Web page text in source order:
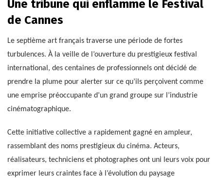
Une tribune qui enflamme le Festival
de Cannes
Le septième art français traverse une période de fortes
turbulences. À la veille de l’ouverture du prestigieux festival
international, des centaines de professionnels ont décidé de
prendre la plume pour alerter sur ce qu’ils perçoivent comme
une emprise préoccupante d’un grand groupe sur l’industrie
cinématographique.
Cette initiative collective a rapidement gagné en ampleur,
rassemblant des noms prestigieux du cinéma. Acteurs,
réalisateurs, techniciens et photographes ont uni leurs voix pour
exprimer leurs craintes face à l’évolution du paysage